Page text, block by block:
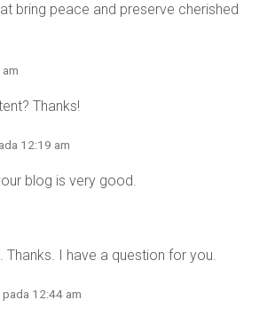
bring peace and preserve cherished
Thanks!
12:19 am
blog is very good.
I have a question for you.
pada 12:44 am